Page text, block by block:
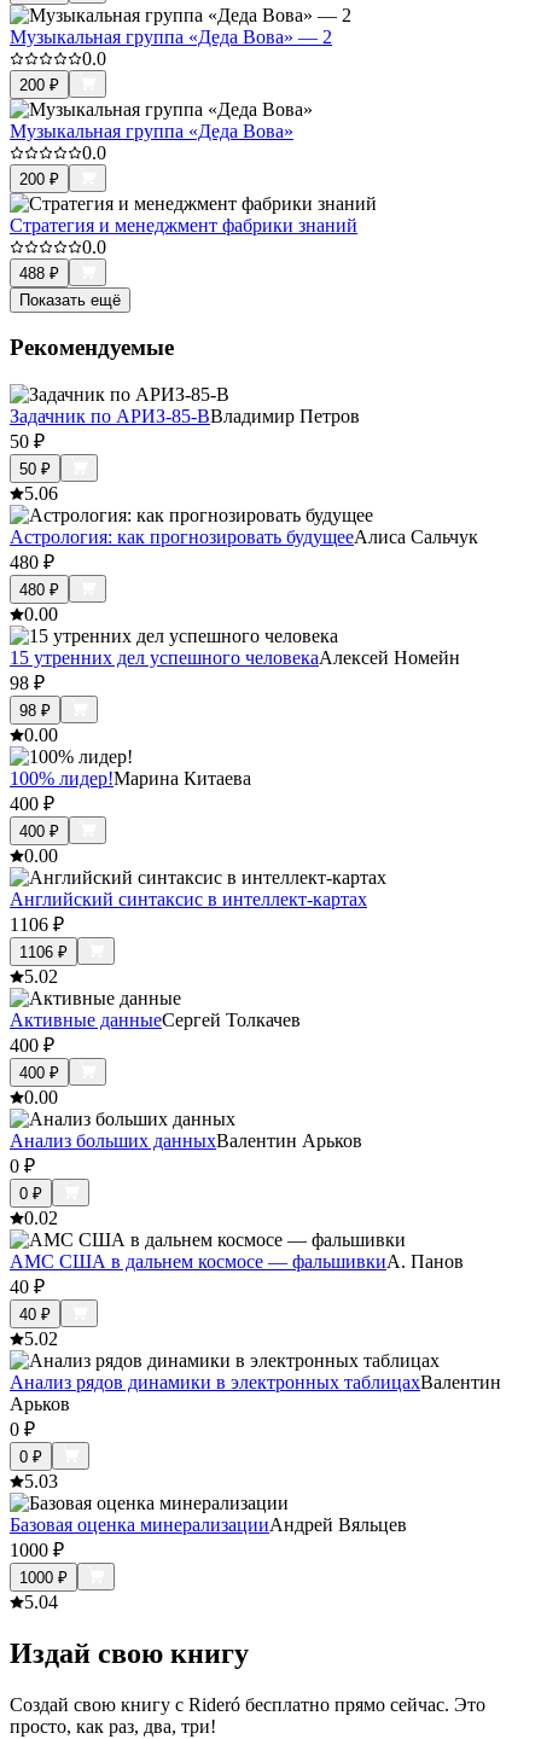
Музыкальная группа «Деда Вова» — 2
0.0
200 ₽
Музыкальная группа «Деда Вова»
0.0
200 ₽
Стратегия и менеджмент фабрики знаний
0.0
488 ₽
Показать ещё
Рекомендуемые
Задачник по АРИЗ-85-ВВладимир Петров
50 ₽
50 ₽
5.06
Астрология: как прогнозировать будущееАлиса Сальчук
480 ₽
480 ₽
0.00
15 утренних дел успешного человекаАлексей Номейн
98 ₽
98 ₽
0.00
100% лидер!Марина Китаева
400 ₽
400 ₽
0.00
Английский синтаксис в интеллект-картах
1106 ₽
1106 ₽
5.02
Активные данныеСергей Толкачев
400 ₽
400 ₽
0.00
Анализ больших данныхВалентин Арьков
0 ₽
0 ₽
0.02
АМС США в дальнем космосе — фальшивкиА. Панов
40 ₽
40 ₽
5.02
Анализ рядов динамики в электронных таблицахВалентин
Арьков
0 ₽
0 ₽
5.03
Базовая оценка минерализацииАндрей Вяльцев
1000 ₽
1000 ₽
5.04
Издай свою книгу
Создай свою книгу с Rideró бесплатно прямо сейчас. Это
просто, как раз, два, три!